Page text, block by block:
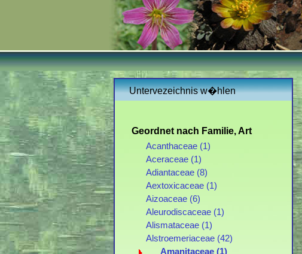
Untervezeichnis w�hlen
Geordnet nach Familie, Art
Acanthaceae (1)
Aceraceae (1)
Adiantaceae (8)
Aextoxicaceae (1)
Aizoaceae (6)
Aleurodiscaceae (1)
Alismataceae (1)
Alstroemeriaceae (42)
Amanitaceae (1)